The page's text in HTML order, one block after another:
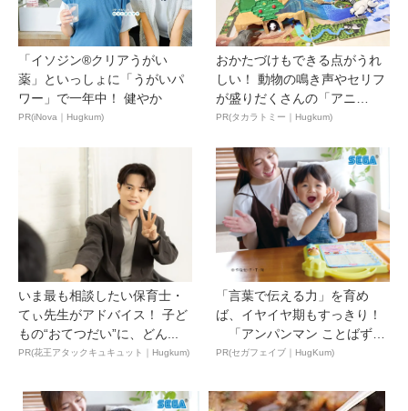
「イソジン®クリアうがい
薬」といっしょに「うがいパ
ワー」で一年中！ 健やか
PR(iNova｜Hugkum)
おかたづけもできる点がうれ
しい！ 動物の鳴き声やセリフ
が盛りだくさんの「アニ
ア ...
PR(タカラトミー｜Hugkum)
いま最も相談したい保育士・
てぃ先生がアドバイス！ 子ど
もの“おてつだい”に、どん...
PR(花王アタックキュキュット｜Hugkum)
「言葉で伝える力」を育め
ば、イヤイヤ期もすっきり！
「アンパンマン ことばずか
ん...
PR(セガフェイブ｜HugKum)